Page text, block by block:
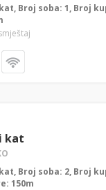
Broj soba: 1, Broj
kat
Broj soba: 2, Broj
150m